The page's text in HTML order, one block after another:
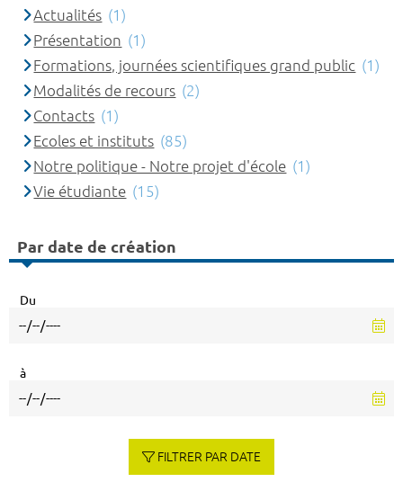
Actualités (1)
Présentation (1)
Formations, journées scientifiques grand public (1)
Modalités de recours (2)
Contacts (1)
Ecoles et instituts (85)
Notre politique - Notre projet d'école (1)
Vie étudiante (15)
Par date de création
Du
à
FILTRER PAR DATE